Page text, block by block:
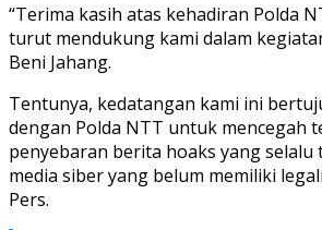
“Terima kasih atas kehadiran Polda
turut mendukung kami dalam
Beni Jahang.
Tentunya, kedatangan kami ini
dengan Polda NTT untuk mencegah
penyebaran berita hoaks yang selalu
media siber yang belum memiliki
Pers.